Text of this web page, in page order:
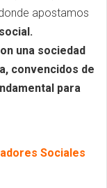
apostamos
una sociedad
convencidos de
para
Sociales